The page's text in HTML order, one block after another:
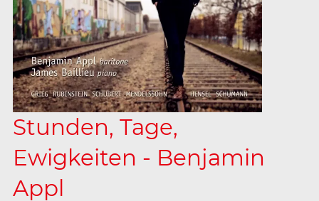
Stunden, Tage,
Ewigkeiten - Benjamin
Appl